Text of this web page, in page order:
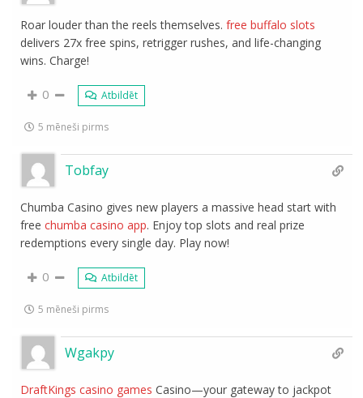
Roar louder than the reels themselves.free buffalo slots
delivers 27x free spins, retrigger rushes, and life-changing
wins. Charge!
0 Atbildēt
5 mēneši pirms
Tobfay
Chumba Casino gives new players a massive head start with
freechumba casino app. Enjoy top slots and real prize
redemptions every single day. Play now!
0 Atbildēt
5 mēneši pirms
Wgakpy
DraftKings casino games Casino—your gateway to jackpot